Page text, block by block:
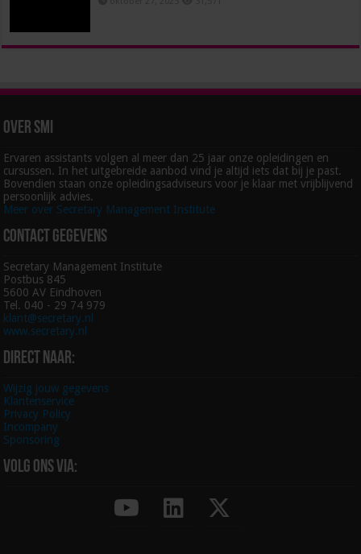
Over SMI
Ervaren assistants volgen al meer dan 25 jaar onze opleidingen en
cursussen. In het uitgebreide aanbod vind je altijd iets dat bij je past.
Bovendien staan onze opleidingsadviseurs voor je klaar met vrijblijvend
persoonlijk advies.
Meer over Secretary Management Institute
Contact gegevens
Secretary Management Institute
Postbus 845
5600 AV Eindhoven
Tel. 040 - 29 74 979
klant@secretary.nl
www.secretary.nl
Direct naar:
Wijzig jouw gegevens
Klantenservice
Privacy Policy
Incompany
Sponsoring
Volg ons via: